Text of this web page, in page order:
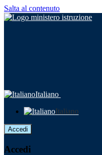
Salta al contenuto
Italiano
Italiano
Accedi
Accedi